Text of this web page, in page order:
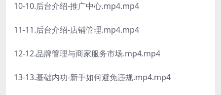
10-10.后台介绍-推广中心.mp4.mp4
11-11.后台介绍-店铺管理.mp4.mp4
12-12.品牌管理与商家服务市场.mp4.mp4
13-13.基础内功-新手如何避免违规.mp4.mp4